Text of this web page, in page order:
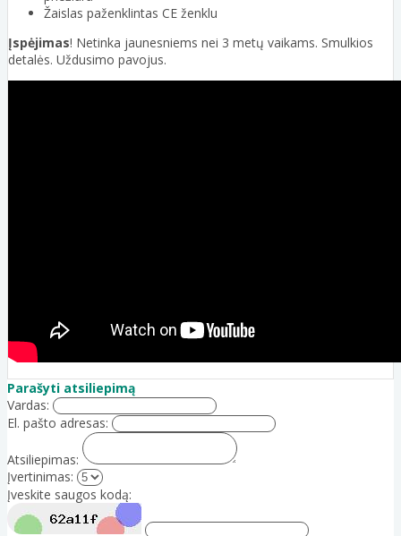
Žaislas paženklintas CE ženklu
Įspėjimas! Netinka jaunesniems nei 3 metų vaikams. Smulkios
detalės. Uždusimo pavojus.
Parašyti atsiliepimą
Vardas:
El. pašto adresas:
Atsiliepimas:
Įvertinimas:
Įveskite saugos kodą: